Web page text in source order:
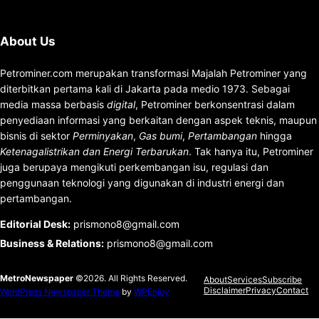
About Us
Petrominer.com merupakan transformasi Majalah Petrominer yang
diterbitkan pertama kali di Jakarta pada medio 1973. Sebagai
media massa berbasis digital, Petrominer berkonsentrasi dalam
penyediaan informasi yang berkaitan dengan aspek teknis, maupun
bisnis di sektor Perminyakan, Gas bumi, Pertambangan hingga
Ketenagalistrikan dan Energi Terbarukan. Tak hanya itu, Petrominer
juga berupaya mengikuti perkembangan isu, regulasi dan
penggunaan teknologi yang digunakan di industri energi dan
pertambangan.
Editorial Desk: prismono8@gmail.com
Business & Relations: prismono8@gmail.com
MetroNewspaper ©2026. All Rights Reserved.
WordPress Newspaper Theme by WPEnjoy
AboutServicesSubscribe
DisclaimerPrivacyContact